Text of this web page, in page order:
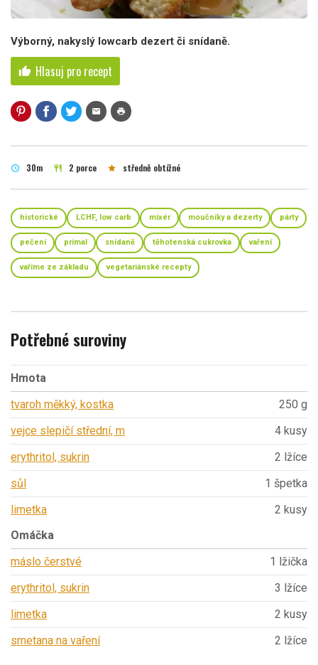
Výborný, nakyslý lowcarb dezert či snídaně.
thumb_up Hlasuj pro recept
mail print
schedule 30m restaurant 2 porce star středně obtížné
historické LCHF, low carb mixér moučníky a dezerty párty
pečení primal snídaně těhotenská cukrovka vaření
vaříme ze základu vegetariánské recepty
Potřebné suroviny
Hmota
tvaroh měkký, kostka
250 g
vejce slepičí střední, m
4 kusy
erythritol, sukrin
2 lžíce
sůl
1 špetka
limetka
2 kusy
Omáčka
máslo čerstvé
1 lžička
erythritol, sukrin
3 lžíce
limetka
2 kusy
smetana na vaření
2 lžíce